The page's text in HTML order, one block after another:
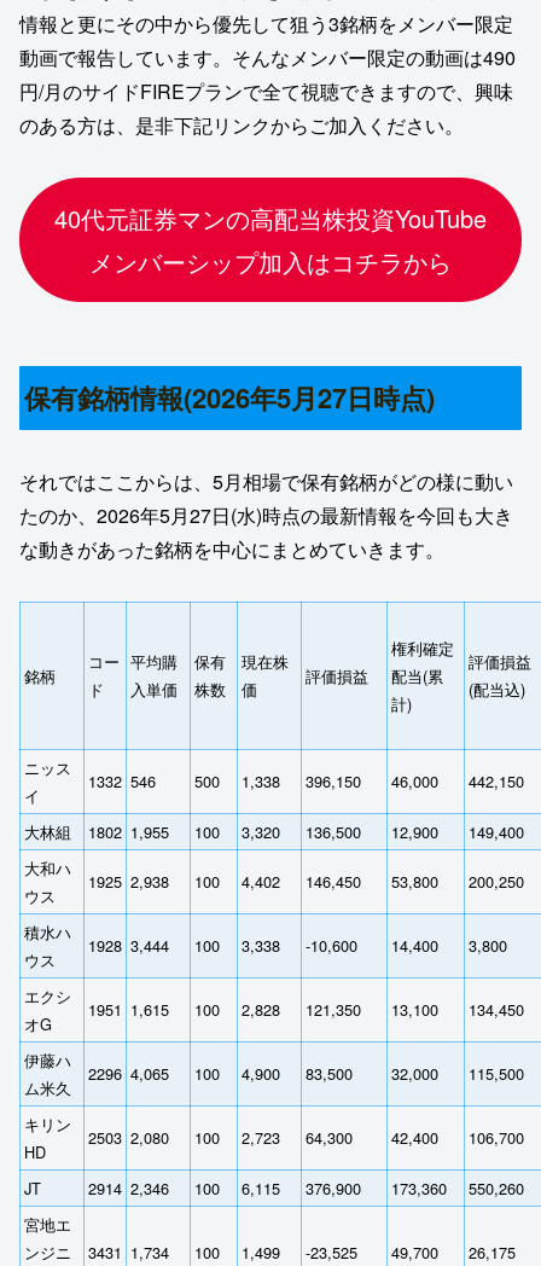
情報と更にその中から優先して狙う3銘柄をメンバー限定
動画で報告しています。そんなメンバー限定の動画は490
円/月のサイドFIREプランで全て視聴できますので、興味
のある方は、是非下記リンクからご加入ください。
40代元証券マンの高配当株投資YouTube
メンバーシップ加入はコチラから
保有銘柄情報(2026年5月27日時点)
それではここからは、5月相場で保有銘柄がどの様に動い
たのか、2026年5月27日(水)時点の最新情報を今回も大き
な動きがあった銘柄を中心にまとめていきます。
銘柄
コー
ド
平均購
入単価
保有
株数
現在株
価
評価損益
権利確定
配当(累
計)
評価損益
(配当込)
ニッス
イ
1332 546 500 1,338 396,150 46,000 442,150
大林組 1802 1,955 100 3,320 136,500 12,900
149,400
大和ハ
ウス
1925 2,938 100 4,402 146,450 53,800 200,250
積水ハ
ウス
1928 3,444 100 3,338 -10,600 14,400 3,800
エクシ
オG
1951 1,615 100 2,828 121,350 13,100 134,450
伊藤ハ
ム米久
2296 4,065 100 4,900 83,500 32,000 115,500
キリン
HD
2503 2,080 100 2,723 64,300 42,400 106,700
JT 2914 2,346 100 6,115 376,900 173,360
550,260
宮地エ
ンジニ
3431 1,734 100 1,499 -23,525 49,700 26,175